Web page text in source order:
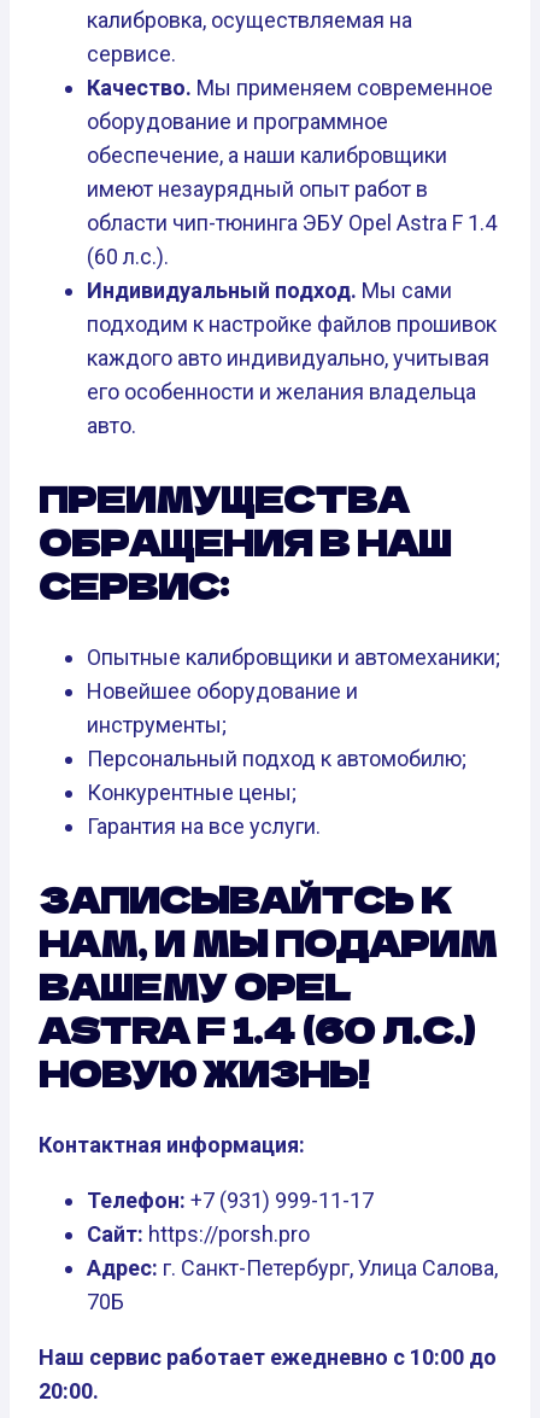
калибровка, осуществляемая на
сервисе.
Качество. Мы применяем современное
оборудование и программное
обеспечение, а наши калибровщики
имеют незаурядный опыт работ в
области чип-тюнинга ЭБУ Opel Astra F 1.4
(60 л.с.).
Индивидуальный подход. Мы сами
подходим к настройке файлов прошивок
каждого авто индивидуально, учитывая
его особенности и желания владельца
авто.
ПРЕИМУЩЕСТВА
ОБРАЩЕНИЯ В НАШ
СЕРВИС:
Опытные калибровщики и автомеханики;
Новейшее оборудование и
инструменты;
Персональный подход к автомобилю;
Конкурентные цены;
Гарантия на все услуги.
ЗАПИСЫВАЙТСЬ К
НАМ, И МЫ ПОДАРИМ
ВАШЕМУ OPEL
ASTRA F 1.4 (60 Л.С.)
НОВУЮ ЖИЗНЬ!
Контактная информация:
Телефон: +7 (931) 999-11-17
Сайт: https://porsh.pro
Адрес: г. Санкт-Петербург, Улица Салова,
70Б
Наш сервис работает ежедневно с 10:00 до
20:00.